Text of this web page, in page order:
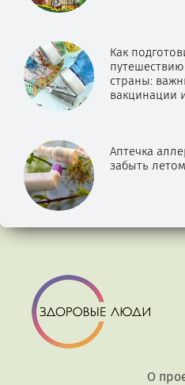
Как
путешествию
страны:
вакцинации
Аптечка
забыть летом
О